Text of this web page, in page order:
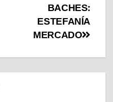
BACHES:
ESTEFANÍA
MERCADO